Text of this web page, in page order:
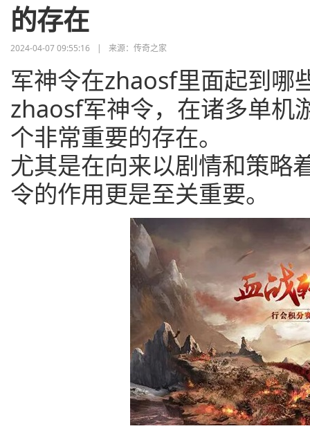
的存在
2024-04-07 09:55:16 | 来源：传奇之家
军神令在zhaosf里面起到哪
zhaosf军神令，在诸多单机
个非常重要的存在。
尤其是在向来以剧情和策略
令的作用更是至关重要。